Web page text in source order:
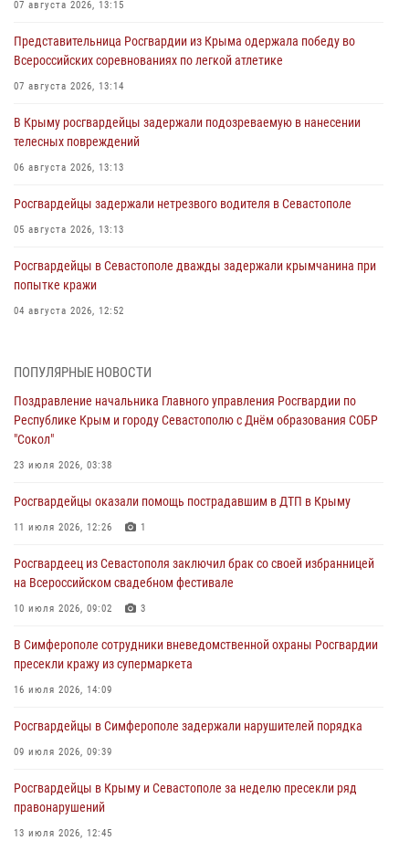
07 августа 2026, 13:15
Представительница Росгвардии из Крыма одержала победу во
Всероссийских соревнованиях по легкой атлетике
07 августа 2026, 13:14
В Крыму росгвардейцы задержали подозреваемую в нанесении
телесных повреждений
06 августа 2026, 13:13
Росгвардейцы задержали нетрезвого водителя в Севастополе
05 августа 2026, 13:13
Росгвардейцы в Севастополе дважды задержали крымчанина при
попытке кражи
04 августа 2026, 12:52
мужчину
Росгвардия в Крыму и Севастополе задержала ряд
правонарушителей
03 августа 2026, 14:08
В Симферополе росгвардейцы задержали гражданина,
подозреваемого в совершении серии краж
Росгвардейцы оперативно задержали нарушителя на охраняемом
объекте в Севастополе
ПОПУЛЯРНЫЕ НОВОСТИ
Поздравление начальника Главного управления Росгвардии по
Республике Крым и городу Севастополю с Днём образования СОБР
"Сокол"
23 июля 2026, 03:38
Росгвардейцы оказали помощь пострадавшим в ДТП в Крыму
11 июля 2026, 12:26 1
Росгвардеец из Севастополя заключил брак со своей избранницей
на Всероссийском свадебном фестивале
10 июля 2026, 09:02 3
В Симферополе сотрудники вневедомственной охраны Росгвардии
пресекли кражу из супермаркета
16 июля 2026, 14:09
Росгвардейцы в Симферополе задержали нарушителей порядка
09 июля 2026, 09:39
Росгвардейцы в Крыму и Севастополе за неделю пресекли ряд
правонарушений
13 июля 2026, 12:45